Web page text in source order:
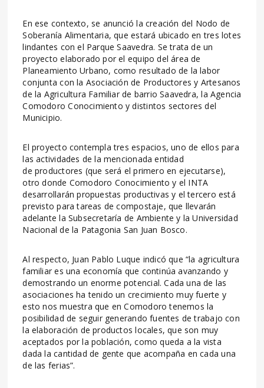
En ese contexto, se anunció la creación del Nodo de
Soberanía Alimentaria, que estará ubicado en tres lotes
lindantes con el Parque Saavedra. Se trata de un
proyecto elaborado por el equipo del área de
Planeamiento Urbano, como resultado de la labor
conjunta con la Asociación de Productores y Artesanos
de la Agricultura Familiar de barrio Saavedra, la Agencia
Comodoro Conocimiento y distintos sectores del
Municipio.
El proyecto contempla tres espacios, uno de ellos para
las actividades de la mencionada entidad
de productores (que será el primero en ejecutarse),
otro donde Comodoro Conocimiento y el INTA
desarrollarán propuestas productivas y el tercero está
previsto para tareas de compostaje, que llevarán
adelante la Subsecretaría de Ambiente y la Universidad
Nacional de la Patagonia San Juan Bosco.
Al respecto, Juan Pablo Luque indicó que “la agricultura
familiar es una economía que continúa avanzando y
demostrando un enorme potencial. Cada una de las
asociaciones ha tenido un crecimiento muy fuerte y
esto nos muestra que en Comodoro tenemos la
posibilidad de seguir generando fuentes de trabajo con
la elaboración de productos locales, que son muy
aceptados por la población, como queda a la vista
dada la cantidad de gente que acompaña en cada una
de las ferias”.